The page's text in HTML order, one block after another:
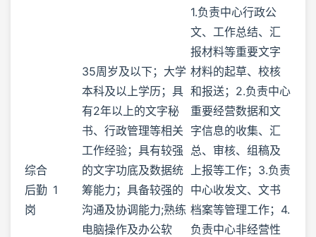
综合
后勤
岗
1
35周岁及以下；大学
本科及以上学历；具
有2年以上的文字秘
书、行政管理等相关
工作经验；具有较强
的文字功底及数据统
筹能力；具备较强的
沟通及协调能力;熟练
电脑操作及办公软
1.负责中心行政公
文、工作总结、汇
报材料等重要文字
材料的起草、校核
和报送；2.负责中心
重要经营数据和文
字信息的收集、汇
总、审核、组稿及
上报等工作；3.负责
中心收发文、文书
档案等管理工作；4.
负责中心非经营性